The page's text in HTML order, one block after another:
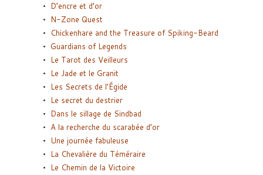
D’encre et d’or
N-Zone Quest
Chickenhare and the Treasure of Spiking-Beard
Guardians of Legends
Le Tarot des Veilleurs
Le Jade et le Granit
Les Secrets de l’Égide
Le secret du destrier
Dans le sillage de Sindbad
A la recherche du scarabée d’or
Une journée fabuleuse
La Chevalière du Téméraire
Le Chemin de la Victoire